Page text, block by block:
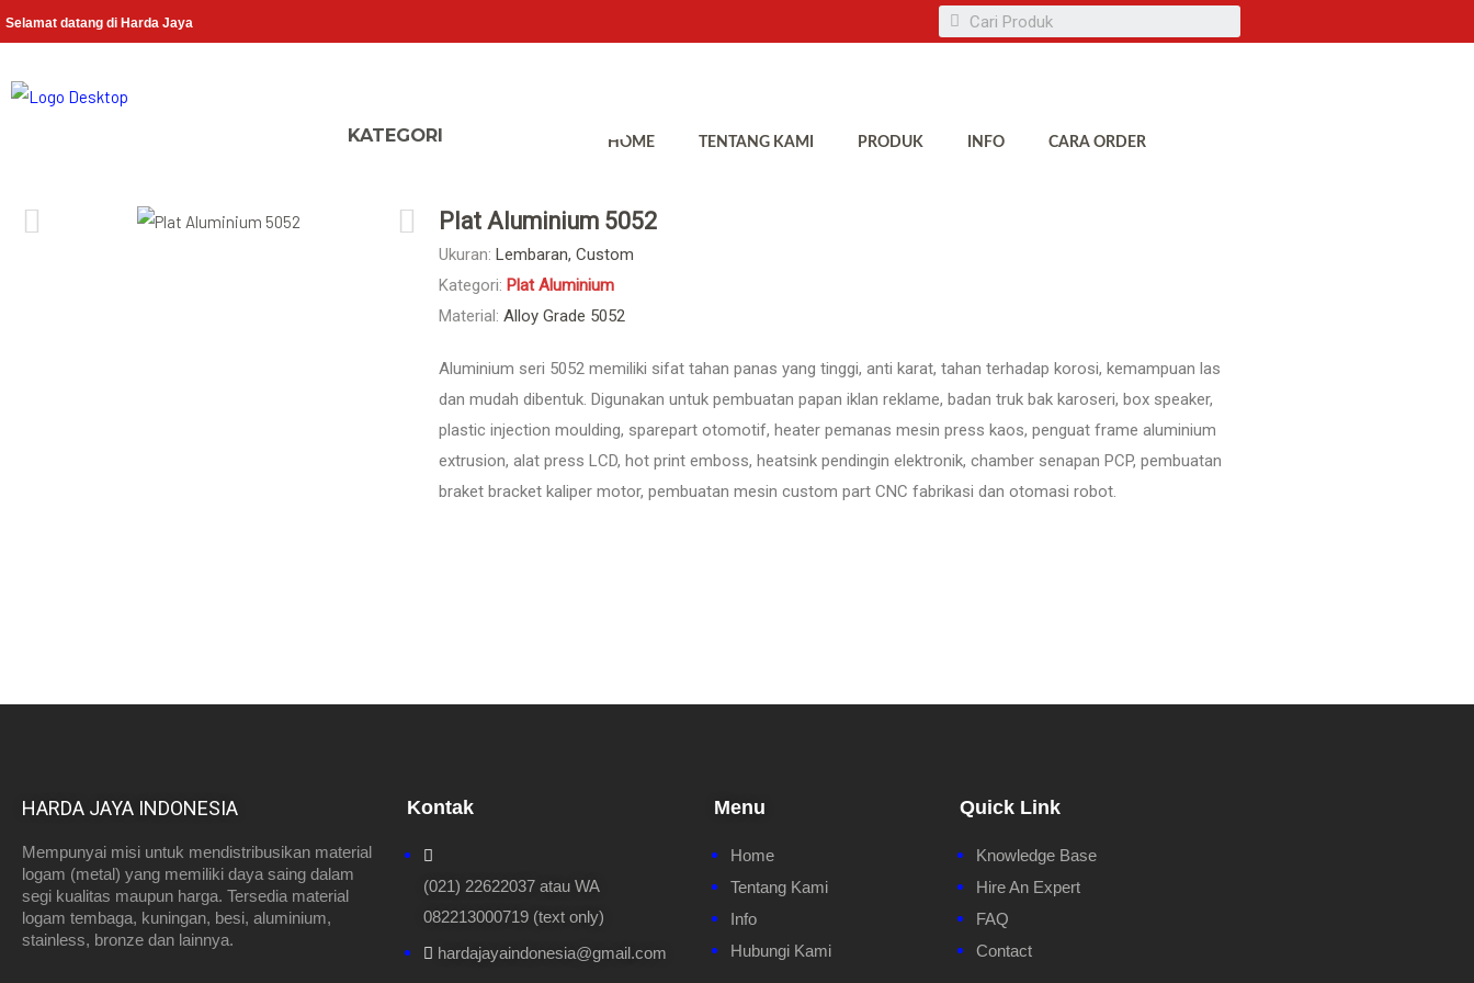
Selamat datang di Harda Jaya
HOME TENTANG KAMI PRODUK INFO CARA ORDER
Plat Aluminium 5052
Ukuran: Lembaran, Custom
Kategori: Plat Aluminium
Material: Alloy Grade 5052
Aluminium seri 5052 memiliki sifat tahan panas yang tinggi, anti karat, tahan terhadap korosi, kemampuan las
dan mudah dibentuk. Digunakan untuk pembuatan papan iklan reklame, badan truk bak karoseri, box speaker,
plastic injection moulding, sparepart otomotif, heater pemanas mesin press kaos, penguat frame aluminium
extrusion, alat press LCD, hot print emboss, heatsink pendingin elektronik, chamber senapan PCP, pembuatan
braket bracket kaliper motor, pembuatan mesin custom part CNC fabrikasi dan otomasi robot.
HARDA JAYA INDONESIA
Mempunyai misi untuk mendistribusikan material
logam (metal) yang memiliki daya saing dalam
segi kualitas maupun harga. Tersedia material
logam tembaga, kuningan, besi, aluminium,
stainless, bronze dan lainnya.
Kontak
(021) 22622037 atau WA
082213000719 (text only)
hardajayaindonesia@gmail.com
Menu
Home
Tentang Kami
Info
Hubungi Kami
Quick Link
Knowledge Base
Hire An Expert
FAQ
Contact